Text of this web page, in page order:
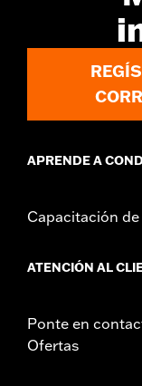
APRENDE A
Capacitación
ATENCIÓN AL
Ponte en
Ofertas